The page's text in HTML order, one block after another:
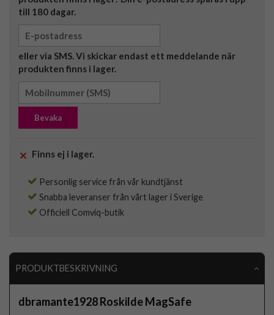
till 180 dagar.
eller via SMS. Vi skickar endast ett meddelande när
produkten finns i lager.
Bevaka
Finns ej i lager.
Personlig service från vår kundtjänst
Snabba leveranser från vårt lager i Sverige
Officiell Comviq-butik
PRODUKTBESKRIVNING
dbramante1928 Roskilde MagSafe